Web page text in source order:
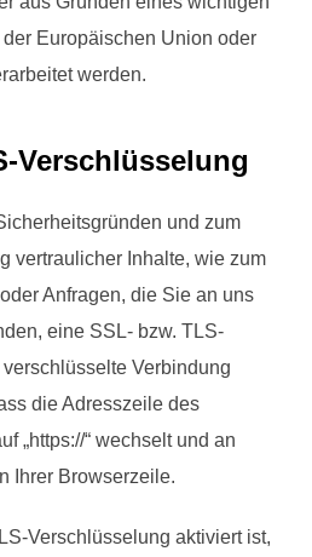
Europäischen Union oder
werden.
Verschlüsselung
und zum
vertraulicher Inhalte, wie zum
Anfragen, die Sie an uns
eine SSL- bzw. TLS-
Verbindung
die Adresszeile des
„https://“ wechselt und an
Ihrer Browserzeile.
Verschlüsselung aktiviert ist,